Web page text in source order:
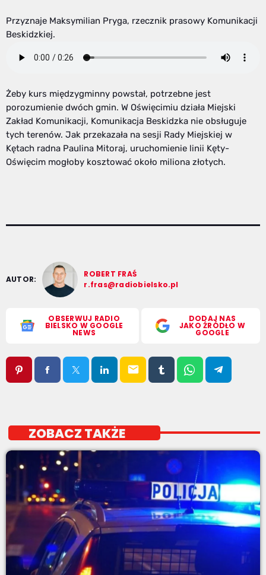
Przyznaje Maksymilian Pryga, rzecznik prasowy Komunikacji
Beskidzkiej.
Żeby kurs międzygminny powstał, potrzebne jest
porozumienie dwóch gmin. W Oświęcimiu działa Miejski
Zakład Komunikacji, Komunikacja Beskidzka nie obsługuje
tych terenów. Jak przekazała na sesji Rady Miejskiej w
Kętach radna Paulina Mitoraj, uruchomienie linii Kęty-
Oświęcim mogłoby kosztować około miliona złotych.
AUTOR:
ROBERT FRAŚ
r.fras@radiobielsko.pl
OBSERWUJ RADIO
BIELSKO W GOOGLE
NEWS
DODAJ NAS
JAKO ŹRÓDŁO W
GOOGLE
email
ZOBACZ TAKŻE